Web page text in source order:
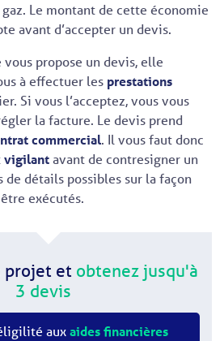
Le montant de cette économie
avant d’accepter un devis.
vous propose un devis, elle
à effectuer les prestations
Si vous l’acceptez, vous vous
la facture. Le devis prend
commercial. Il vous faut donc
vigilantavant de contresigner un
détails possibles sur la façon
exécutés.
projet et obtenez jusqu'à
3 devis
auxaides financières